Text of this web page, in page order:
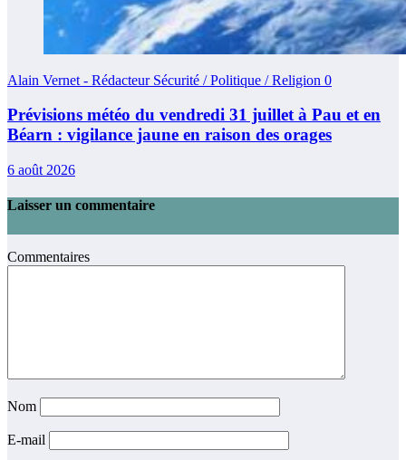
Alain Vernet - Rédacteur Sécurité / Politique / Religion 0
Prévisions météo du vendredi 31 juillet à Pau et en
Béarn : vigilance jaune en raison des orages
6 août 2026
Laisser un commentaire
Commentaires
Nom
E-mail